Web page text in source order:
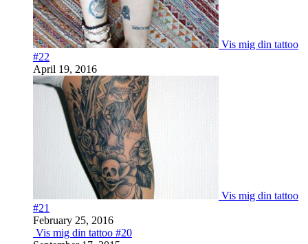
Vis mig din tattoo
#22
April 19, 2016
Vis mig din tattoo
#21
February 25, 2016
Vis mig din tattoo #20